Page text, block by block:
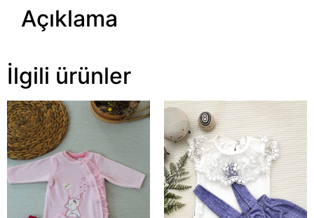
Açıklama
İlgili ürünler